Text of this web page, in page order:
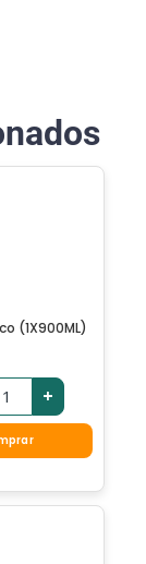
(1X900ML)
+